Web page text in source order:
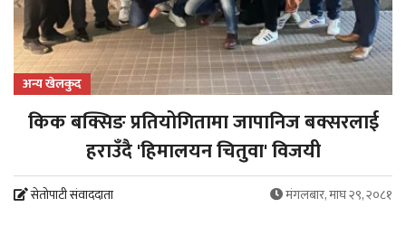
अन्य खेलकुद
किक बक्सिङ प्रतियोगितामा जापानिज बक्सरलाई
हराउँदै 'हिमालयन चितुवा' विजयी
सेतोपाटी संवाददाता मंगलबार, माघ २९, २०८१